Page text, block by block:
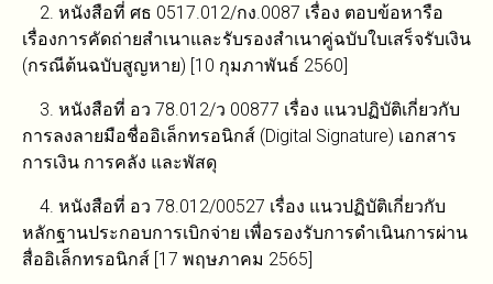
2. หนังสือที่ ศธ 0517.012/กง.0087 เรื่อง ตอบข้อหารือ
เรื่องการคัดถ่ายสำเนาและรับรองสำเนาคู่ฉบับใบเสร็จรับเงิน
(กรณีต้นฉบับสูญหาย) [10 กุมภาพันธ์ 2560]
3. หนังสือที่ อว 78.012/ว 00877 เรื่อง แนวปฏิบัติเกี่ยวกับ
การลงลายมือชื่ออิเล็กทรอนิกส์ (Digital Signature) เอกสาร
การเงิน การคลัง และพัสดุ
4. หนังสือที่ อว 78.012/00527 เรื่อง แนวปฏิบัติเกี่ยวกับ
หลักฐานประกอบการเบิกจ่าย เพื่อรองรับการดำเนินการผ่าน
สื่ออิเล็กทรอนิกส์ [17 พฤษภาคม 2565]